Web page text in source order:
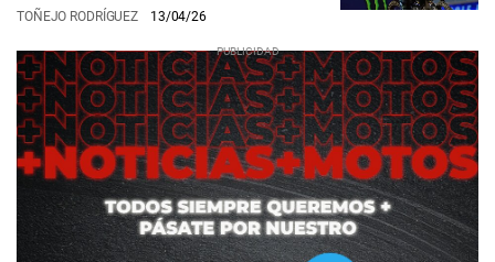
TOÑEJO RODRÍGUEZ 13/04/26